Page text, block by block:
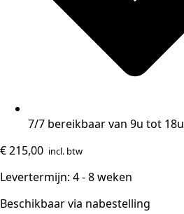
7/7 bereikbaar van 9u tot 18u
€215,00 incl. btw
Levertermijn: 4 - 8 weken
Beschikbaar via nabestelling